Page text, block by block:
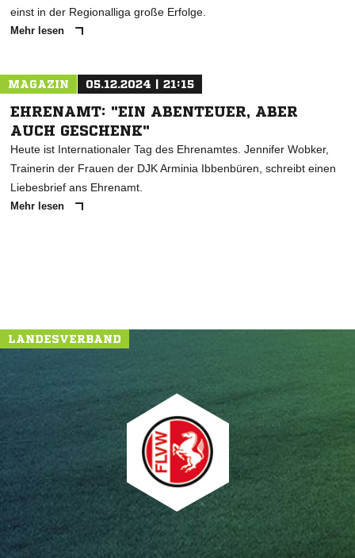
einst in der Regionalliga große Erfolge.
Mehr lesen
MAGAZIN 05.12.2024 | 21:15
EHRENAMT: "EIN ABENTEUER, ABER
AUCH GESCHENK"
Heute ist Internationaler Tag des Ehrenamtes. Jennifer Wobker,
Trainerin der Frauen der DJK Arminia Ibbenbüren, schreibt einen
Liebesbrief ans Ehrenamt.
Mehr lesen
LANDESVERBAND